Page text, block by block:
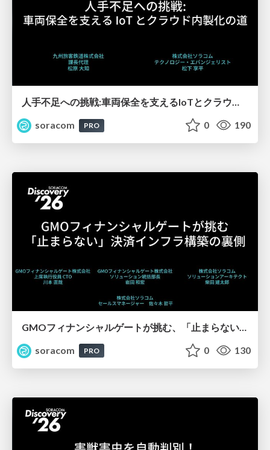
人手不足への挑戦:車両保全を支えるIoTとクラウド内製化の道【SORACOM Discovery 2026】
soracom
PRO 0 190
soracom
PRO 0 130